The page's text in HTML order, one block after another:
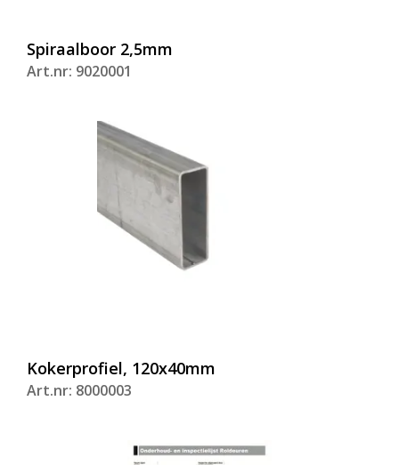
Spiraalboor 2,5mm
Art.nr: 9020001
Kokerprofiel, 120x40mm
Art.nr: 8000003